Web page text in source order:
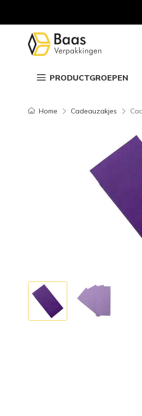
PRODUCTGROEPEN
Home Cadeauzakjes